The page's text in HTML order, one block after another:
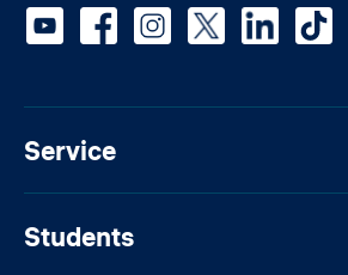
Service
Students
Social media